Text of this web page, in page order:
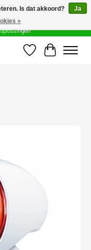
dienst &
Verlanglijst
Is dat akkoord?
Ja
»